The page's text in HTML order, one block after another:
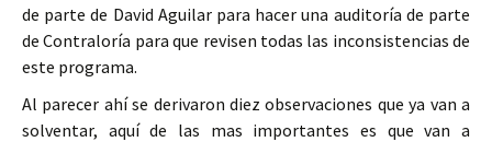
de parte de David Aguilar para hacer una auditoría de parte
de Contraloría para que revisen todas las inconsistencias de
este programa.
Al parecer ahí se derivaron diez observaciones que ya van a
solventar, aquí de las mas importantes es que van a